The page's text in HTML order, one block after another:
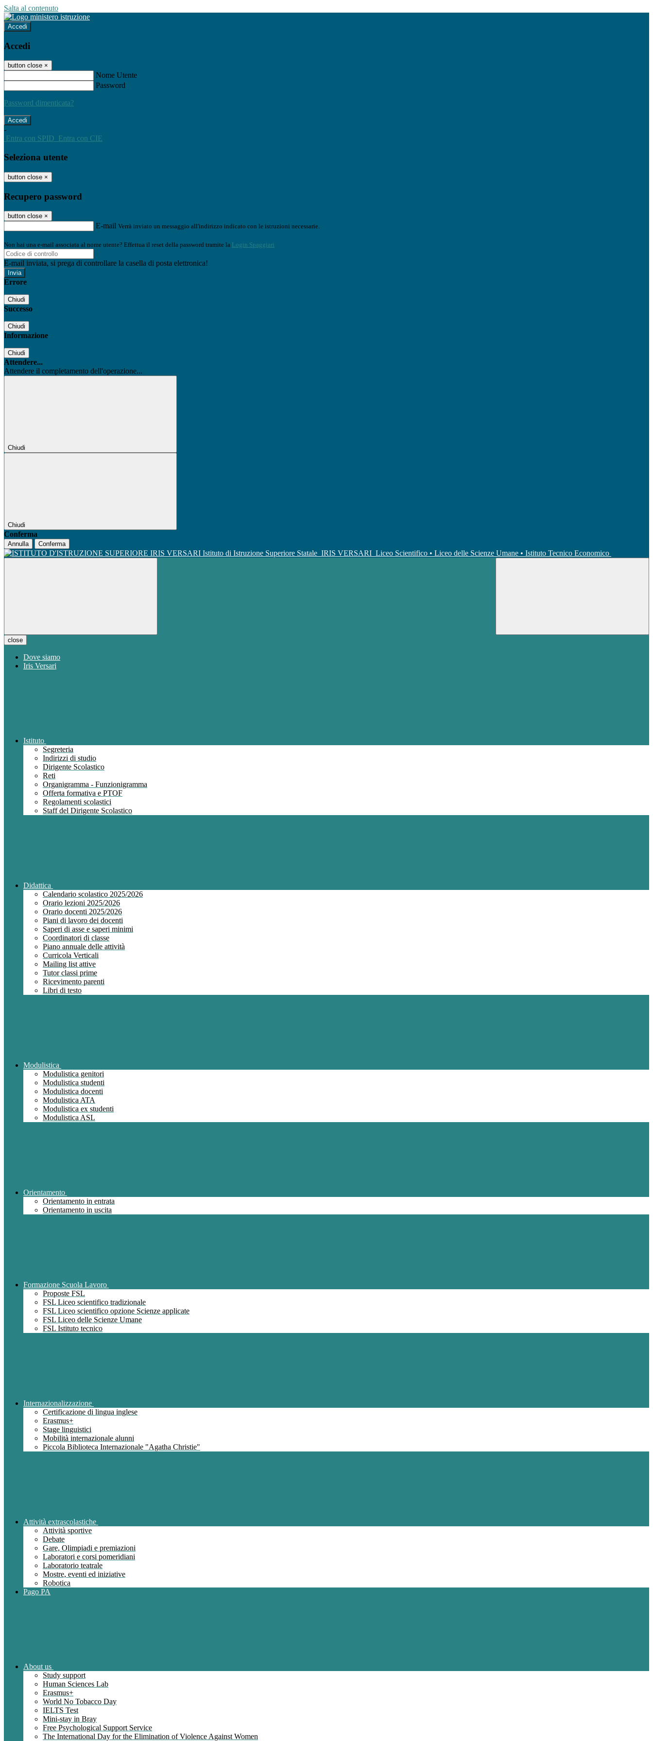
Salta al contenuto
Accedi
Accedi
button close ×
Nome Utente
Password
Password dimenticata?
-
Entra con SPID Entra con CIE
Seleziona utente
button close ×
Recupero password
button close ×
E-mail Verrà inviato un messaggio all'indirizzo indicato con le istruzioni necessarie.
Non hai una e-mail associata al nome utente? Effettua il reset della password tramite la Login Spaggiari
E-mail inviata, si prega di controllare la casella di posta elettronica!
Errore
Chiudi
Successo
Chiudi
Informazione
Chiudi
Attendere...
Attendere il completamento dell'operazione...
Chiudi
Chiudi
Conferma
Annulla Conferma
Istituto di Istruzione Superiore Statale IRIS VERSARI Liceo Scientifico • Liceo delle Scienze Umane • Istituto Tecnico Economico
close
Dove siamo
Iris Versari
Istituto
Segreteria
Indirizzi di studio
Dirigente Scolastico
Reti
Organigramma - Funzionigramma
Offerta formativa e PTOF
Regolamenti scolastici
Staff del Dirigente Scolastico
Didattica
Calendario scolastico 2025/2026
Orario lezioni 2025/2026
Orario docenti 2025/2026
Piani di lavoro dei docenti
Saperi di asse e saperi minimi
Coordinatori di classe
Piano annuale delle attività
Curricola Verticali
Mailing list attive
Tutor classi prime
Ricevimento parenti
Libri di testo
Modulistica
Modulistica genitori
Modulistica studenti
Modulistica docenti
Modulistica ATA
Modulistica ex studenti
Modulistica ASL
Orientamento
Orientamento in entrata
Orientamento in uscita
Formazione Scuola Lavoro
Proposte FSL
FSL Liceo scientifico tradizionale
FSL Liceo scientifico opzione Scienze applicate
FSL Liceo delle Scienze Umane
FSL Istituto tecnico
Internazionalizzazione
Certificazione di lingua inglese
Erasmus+
Stage linguistici
Mobilità internazionale alunni
Piccola Biblioteca Internazionale "Agatha Christie"
Attività extrascolastiche
Attività sportive
Debate
Gare, Olimpiadi e premiazioni
Laboratori e corsi pomeridiani
Laboratorio teatrale
Mostre, eventi ed iniziative
Robotica
Pago PA
About us
Study support
Human Sciences Lab
Erasmus+
World No Tobacco Day
IELTS Test
Mini-stay in Bray
Free Psychological Support Service
The International Day for the Elimination of Violence Against Women